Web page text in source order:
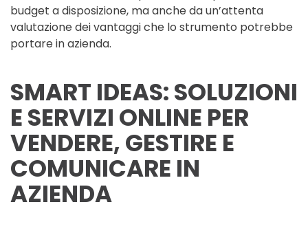
budget a disposizione, ma anche da un’attenta
valutazione dei vantaggi che lo strumento potrebbe
portare in azienda.
SMART IDEAS: SOLUZIONI
E SERVIZI ONLINE PER
VENDERE, GESTIRE E
COMUNICARE IN
AZIENDA